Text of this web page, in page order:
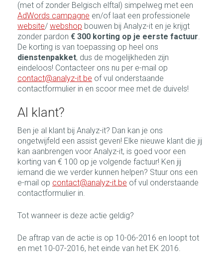
(met of zonder Belgisch elftal) simpelweg met een
AdWords campagne en/of laat een professionele
website/ webshop bouwen bij Analyz-it en je krijgt
zonder pardon € 300 korting op je eerste factuur.
De korting is van toepassing op heel ons
dienstenpakket, dus de mogelijkheden zijn
eindeloos! Contacteer ons nu per e-mail op
contact@analyz-it.be of vul onderstaande
contactformulier in en scoor mee met de duivels!
Al klant?
Ben je al klant bij Analyz-it? Dan kan je ons
ongetwijfeld een assist geven! Elke nieuwe klant die jij
kan aanbrengen voor Analyz-it, is goed voor een
korting van € 100 op je volgende factuur! Ken jij
iemand die we verder kunnen helpen? Stuur ons een
e-mail op contact@analyz-it.be of vul onderstaande
contactformulier in.
Tot wanneer is deze actie geldig?
De aftrap van de actie is op 10-06-2016 en loopt tot
en met 10-07-2016, het einde van het EK 2016.